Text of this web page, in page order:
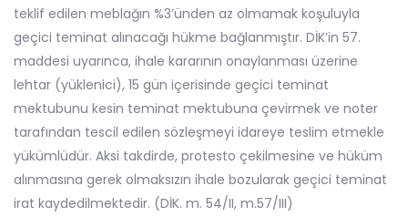
teklif edilen meblağın %3’ünden az olmamak koşuluyla
geçici teminat alınacağı hükme bağlanmıştır. DİK’in 57.
maddesi uyarınca, ihale kararının onaylanması üzerine
lehtar (yüklenici), 15 gün içerisinde geçici teminat
mektubunu kesin teminat mektubuna çevirmek ve noter
tarafından tescil edilen sözleşmeyi idareye teslim etmekle
yükümlüdür. Aksi takdirde, protesto çekilmesine ve hüküm
alınmasına gerek olmaksızın ihale bozularak geçici teminat
irat kaydedilmektedir. (DİK. m. 54/II, m.57/III)